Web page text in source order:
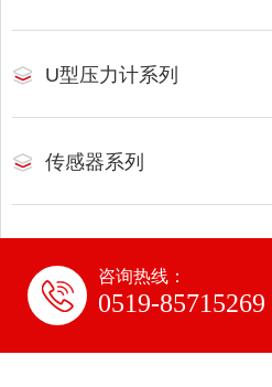
U型压力计系列
传感器系列
咨询热线：
0519-85715269